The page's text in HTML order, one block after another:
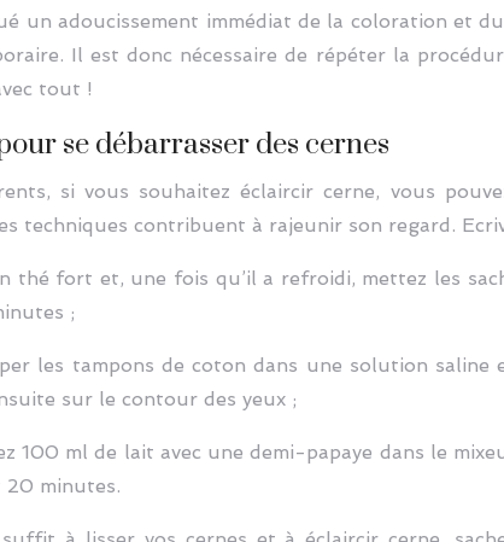
un adoucissement immédiat de la coloration et
Il est donc nécessaire de répéter la
tout !
se débarrasser des cernes
si vous souhaitez éclaircir cerne, vous
techniques contribuent à rajeunir son regard.
thé fort et, une fois qu’il a refroidi, mettez les
;
les tampons de coton dans une solution saline
sur le contour des yeux ;
100 ml de lait avec une demi-papaye dans le
20 minutes.